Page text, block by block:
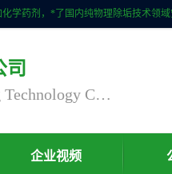
司
Nanjing Chaoxu Energy Saving Technology Co., Ltd
企业视频